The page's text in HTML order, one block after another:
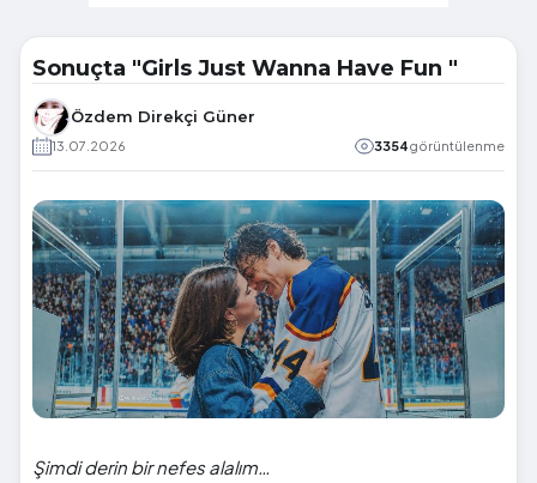
Sonuçta "Girls Just Wanna Have Fun "
Özdem Direkçi Güner
13.07.2026 3354görüntülenme
Şimdi derin bir nefes alalım…